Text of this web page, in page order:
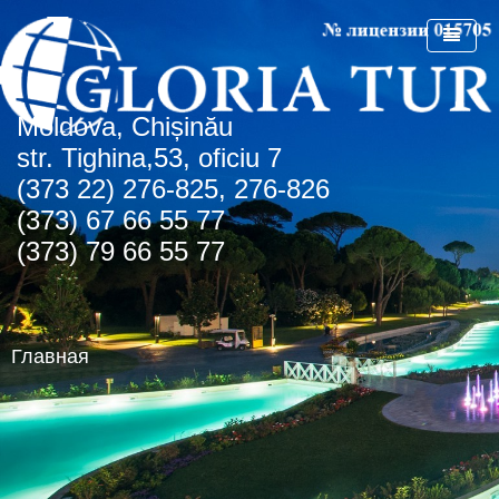
Мoldova, Chișinău
str. Tighina,53, oficiu 7
(373 22) 276-825, 276-826
(373) 67 66 55 77
(373) 79 66 55 77
Главная
ГЛАВНАЯ
О КОМПАНИИ
СПЕЦПРЕДЛОЖЕНИЯ
СПО Болгария
СТРАНЫ
Болгария
Албена
Золотые пески
Регион Чайка
Солнечный день
Греция
о.Крит
Турция
Румыния
ОАЭ
НОВОСТИ
КОНТАКТЫ
АГЕНТСТВАМ
Туристическая лицензия
Транспортная лицензия